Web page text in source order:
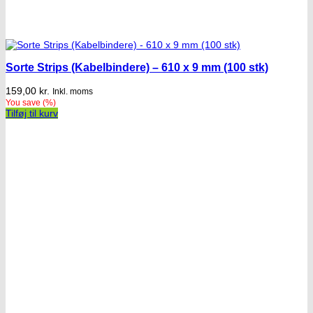
Sorte Strips (Kabelbindere) – 610 x 9 mm (100 stk)
159,00 kr. Inkl. moms
You save (%)
Tilføj til kurv